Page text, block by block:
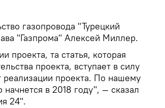
газопровода "Турецкий
"Газпрома" Алексей Миллер.
проекта, та статья, которая
проекта, вступает в силу
проекта. По нашему
начнется в 2018 году", — сказал
24".